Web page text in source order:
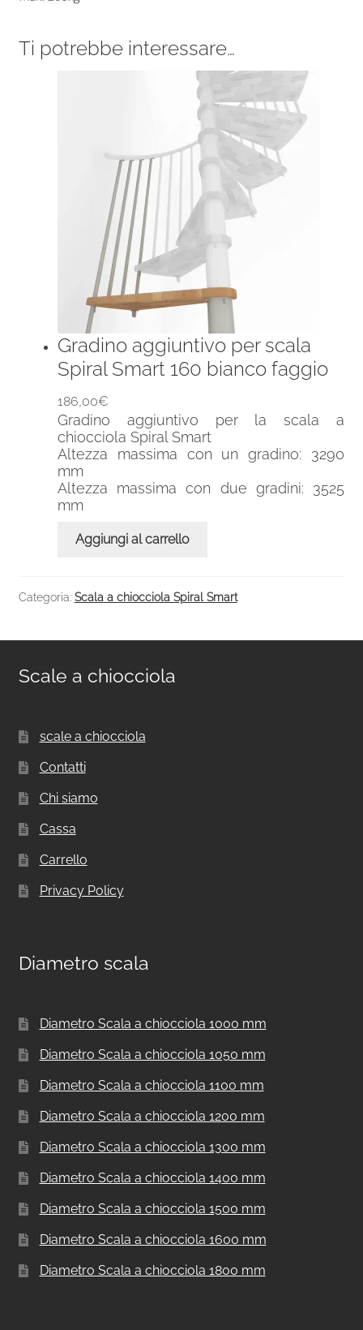
Ti potrebbe interessare…
Gradino aggiuntivo per scala
Spiral Smart 160 bianco faggio
186,00€
Gradino aggiuntivo per la scala a
chiocciola Spiral Smart
Altezza massima con un gradino: 3290
mm
Altezza massima con due gradini: 3525
mm
Aggiungi al carrello
Categoria: Scala a chiocciola Spiral Smart
Scale a chiocciola
scale a chiocciola
Contatti
Chi siamo
Cassa
Carrello
Privacy Policy
Diametro scala
Diametro Scala a chiocciola 1000 mm
Diametro Scala a chiocciola 1050 mm
Diametro Scala a chiocciola 1100 mm
Diametro Scala a chiocciola 1200 mm
Diametro Scala a chiocciola 1300 mm
Diametro Scala a chiocciola 1400 mm
Diametro Scala a chiocciola 1500 mm
Diametro Scala a chiocciola 1600 mm
Diametro Scala a chiocciola 1800 mm